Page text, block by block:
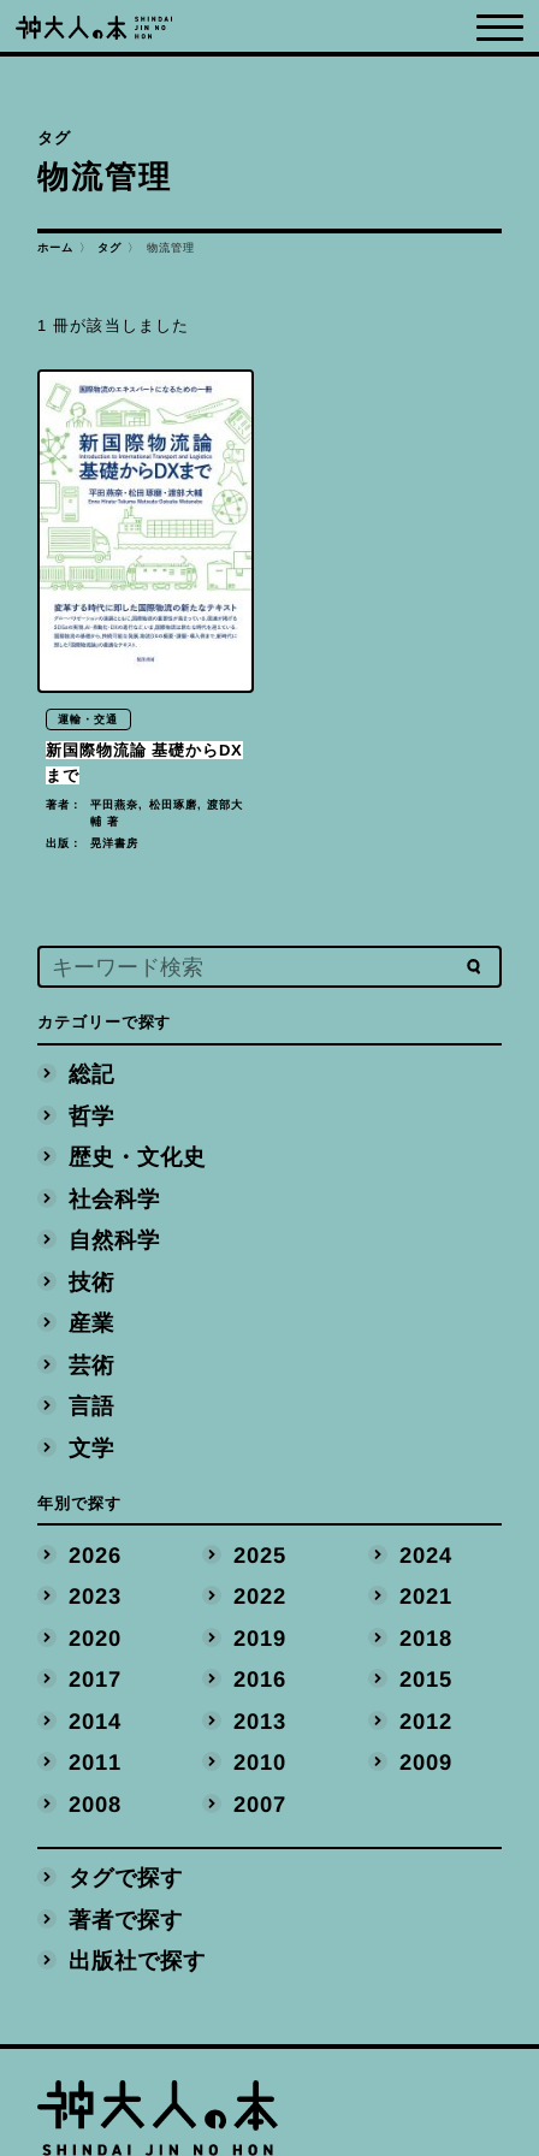
タグ
物流管理
ホーム タグ 物流管理
1 冊が該当しました
運輸・交通
新国際物流論 基礎からDX
まで
著者： 平田燕奈, 松田琢磨, 渡部大
輔 著
出版： 晃洋書房
カテゴリーで探す
総記
哲学
歴史・文化史
社会科学
自然科学
技術
産業
芸術
言語
文学
年別で探す
2026 2025
2024
2023
2022
2021
2020
2019
2018
2017
2016
2015
2014
2013
2012
2011
2010
2009
2008
2007
タグで探す
著者で探す
出版社で探す